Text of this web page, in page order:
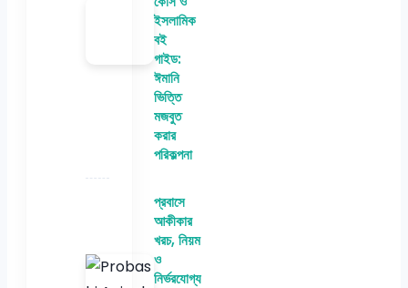
ইসলামিক
বই
গাইড:
ঈমানি
ভিত্তি
মজবুত
করার
পরিকল্পনা
প্রবাসে
আকীকার
খরচ, নিয়ম
ও
নির্ভরযোগ্য